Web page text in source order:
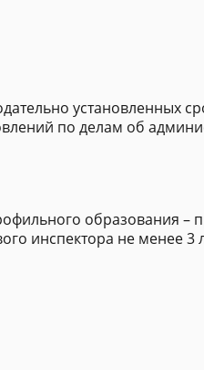
установленных
по делам об
образования –
инспектора не менее 3